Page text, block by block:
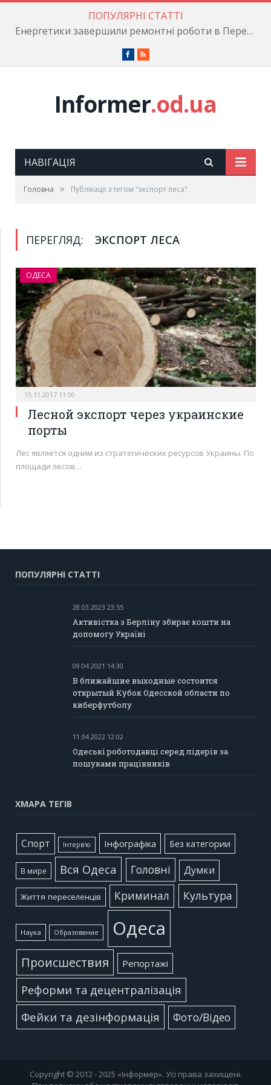
ПОПУЛЯРНІ СТАТТІ
Енергетики завершили ремонтні роботи в Пересипському районі
Facebook
RSS
Informer.od.ua
НАВІГАЦІЯ
Головна » Публікації з тегом "экспорт леса"
ПЕРЕГЛЯД: ЭКСПОРТ ЛЕСА
ОДЕСА
15.11.2017 11:00
Лесной экспорт через украинские
порты
Лес является одним из стратегических ресурсов Украины. По
площади лесов…
ПОПУЛЯРНІ СТАТТІ
28.03.2023 23:55
Активістка з Берліну збирає кошти на
допомогу Україні
09.04.2021 14:30
В ближайшие выходные состоится
открытый Кубок Одесской области по
киберфутболу
11.04.2022 12:02
Одеські роботодавці серед лідерів за
пошуками працівників
ХМАРА ТЕГІВ
Cпорт Інтерв'ю Інфографіка Без категории
В мире Вся Одеса Головні Думки
Життя переселенців Криминал Культура
Наука Образование Одеса
Происшествия Репортажі
Реформи та децентралізація
Фейки та дезінформація
Фото/Відео
Copyright © 2012 - 2025 «Інформер». Усі права захищені.